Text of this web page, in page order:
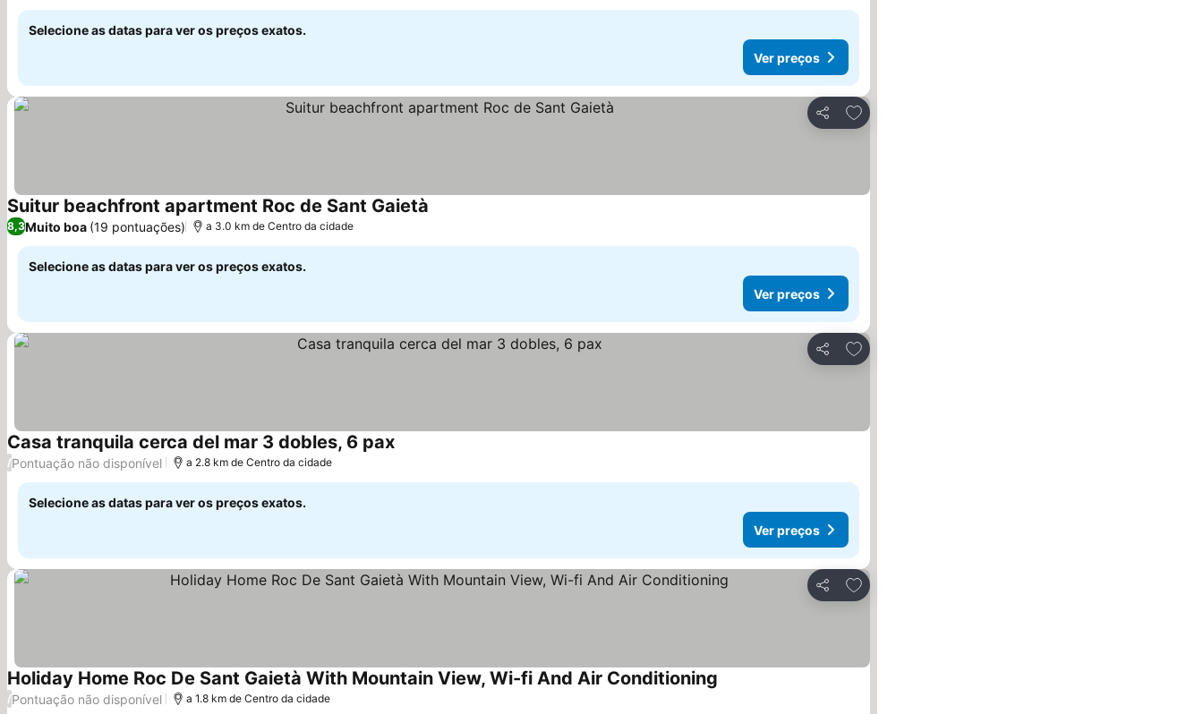
Selecione as datas para ver os preços exatos.
Ver preços
Partilhar
Adicionar aos favoritos
Suitur beachfront apartment Roc de Sant Gaietà
8,3Muito boa (19 pontuações) a 3.0 km de Centro da cidade
Selecione as datas para ver os preços exatos.
Ver preços
Partilhar
Adicionar aos favoritos
Casa tranquila cerca del mar 3 dobles, 6 paxVer preços
/Pontuação não disponível a 2.8 km de Centro da cidade
Selecione as datas para ver os preços exatos.
Ver preços
Partilhar
Adicionar aos favoritos
Holiday Home Roc De Sant Gaietà With Mountain View, Wi-fi And Air Conditioning
/Pontuação não disponível a 1.8 km de Centro da cidade